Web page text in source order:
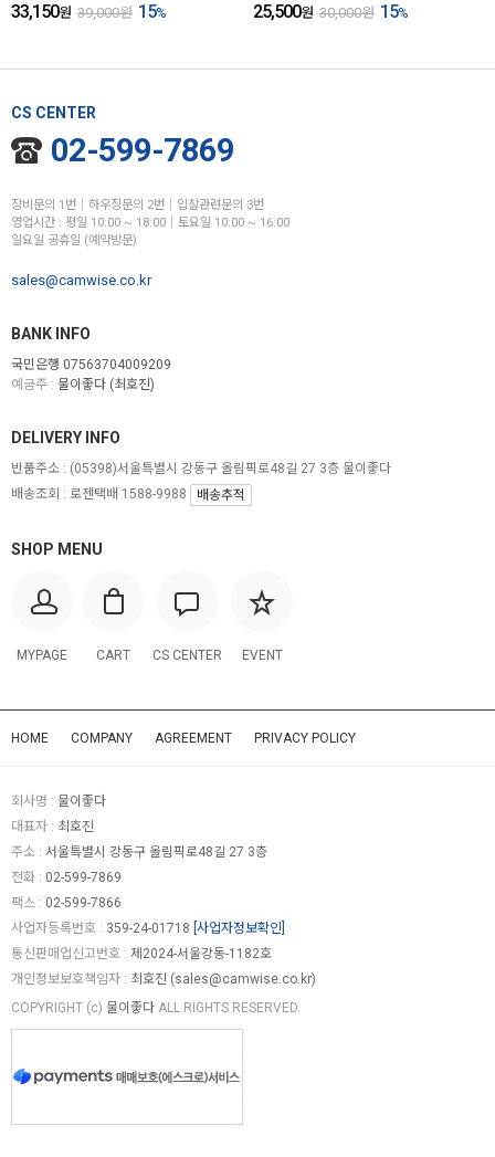
33,150원 39,000원 15% 25,500원 30,000원 15%
CS CENTER
02-599-7869
장비문의 1번│하우징문의 2번│입찰관련문의 3번
영업시간 : 평일 10:00 ~ 18:00│토요일 10:00 ~ 16:00
일요일 공휴일 (예약방문)
sales@camwise.co.kr
BANK INFO
국민은행 07563704009209
예금주 : 물이좋다 (최호진)
SHOP MENU
MYPAGE CART CS CENTER EVENT
DELIVERY INFO
반품주소 : (05398)서울특별시 강동구 올림픽로48길 27 3층 물이좋다
배송조회 : 로젠택배 1588-9988
배송추적
HOME COMPANY AGREEMENT PRIVACY POLICY
회사명 : 물이좋다
대표자 : 최호진
주소 : 서울특별시 강동구 올림픽로48길 27 3층
전화 : 02-599-7869
팩스 : 02-599-7866
사업자등록번호 : 359-24-01718 [사업자정보확인]
통신판매업신고번호 : 제2024-서울강동-1182호
개인정보보호책임자 : 최호진 (sales@camwise.co.kr)
COPYRIGHT (c) 물이좋다 ALL RIGHTS RESERVED.